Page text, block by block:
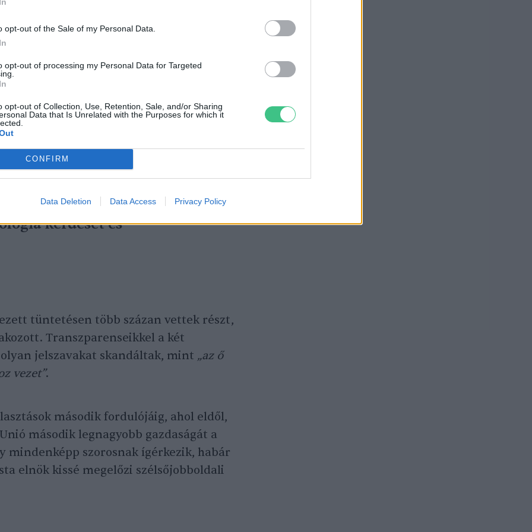
opt-out of the Sale of my Personal Data.
opt-out of processing my Personal Data for Targeted
opt-out of Collection, Use, Retention, Sale, and/or Sharing
Data that Is Unrelated with the Purposes for which it
CONFIRM
Data Deletion Data Access Privacy Policy
20-ról 5,5%-ra, hogymérsékelje az
hogy lázadjunk az
nem rendelkezünk.
számunkra a
akinek visszataszító
olyan jelölt között, aki
kérdését és
tüntetésen több százan vettek részt,
Transzparenseikkel a két
jelszavakat skandáltak, mint „az ő
vezet”.
második fordulójáig, ahol eldől,
második legnagyobb gazdaságát a
mindenképp szorosnak ígérkezik, habár
elnök kissé megelőzi szélsőjobboldali